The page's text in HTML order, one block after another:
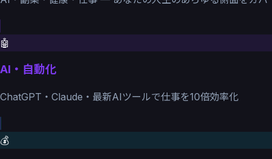
🤖
AI・自動化
ChatGPT・Claude・最新AIツールで仕事を10倍効率化
💰